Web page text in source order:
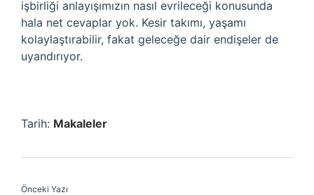
işbirliği anlayışımızın nasıl evrileceği konusunda
hala net cevaplar yok. Kesir takımı, yaşamı
kolaylaştırabilir, fakat geleceğe dair endişeler de
uyandırıyor.
Tarih: Makaleler
Önceki Yazı